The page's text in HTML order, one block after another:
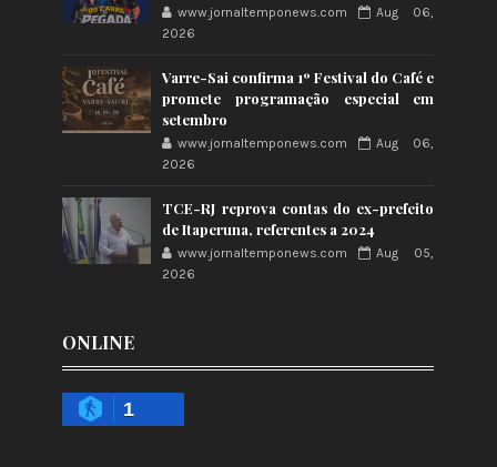
www.jornaltemponews.com
Aug 06,
2026
Varre-Sai confirma 1º Festival do Café e
promete programação especial em
setembro
www.jornaltemponews.com
Aug 06,
2026
TCE-RJ reprova contas do ex-prefeito
de Itaperuna, referentes a 2024
www.jornaltemponews.com
Aug 05,
2026
ONLINE
1